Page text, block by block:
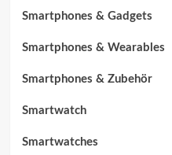
Smartphones & Gadgets
Smartphones & Wearables
Smartphones & Zubehör
Smartwatch
Smartwatches